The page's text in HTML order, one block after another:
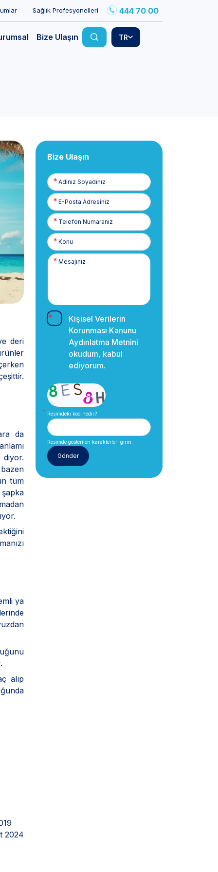
Sağlık Profesyonelleri 444 70 00
Bize Ulaşın TR
deri
da
tüm
ya
alıp
2024
Bize Ulaşın
Adınız
Soyadınız
E-
Posta
Telefon
Numaranız
Kişisel Verilerin
Korunması Kanunu
Aydınlatma Metnini
okudum, kabul
ediyorum.
Resimdeki kod nedir?
Resimde gösterilen karakterleri girin.